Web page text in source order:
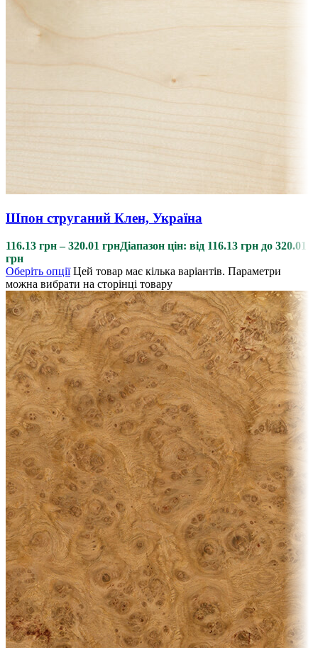
Шпон струганий Клен, Україна
116.13 грн – 320.01 грнДіапазон цін: від 116.13 грн до 320.01
грн
Оберіть опції Цей товар має кілька варіантів. Параметри
можна вибрати на сторінці товару